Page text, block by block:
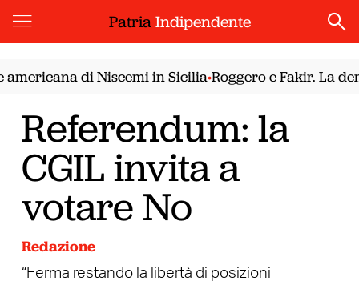
PatriaIndipendente
di Niscemi in Sicilia•Roggero e Fakir. La
Referendum: la
CGIL invita a
votare No
Redazione
“Ferma restando la libertà di posizioni